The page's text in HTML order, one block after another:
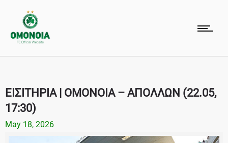
ΕΙΣΙΤΗΡΙΑ | ΟΜΟΝΟΙΑ – ΑΠΟΛΛΩΝ (22.05,
17:30)
May 18, 2026